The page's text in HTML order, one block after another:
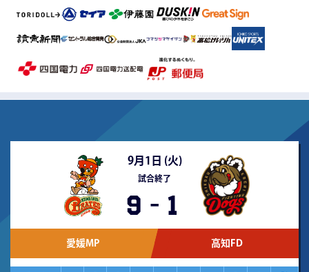
9月1日 (火)
試合終了
9 - 1
愛媛MP 高知FD